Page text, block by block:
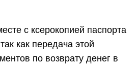
с ксерокопией паспорта
как передача этой
по возврату денег в